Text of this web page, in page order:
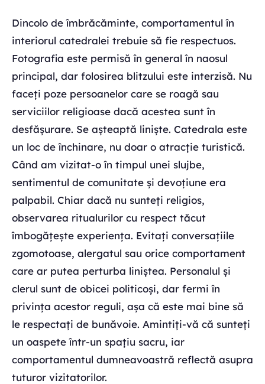
Dincolo de îmbrăcăminte, comportamentul în
interiorul catedralei trebuie să fie respectuos.
Fotografia este permisă în general în naosul
principal, dar folosirea blitzului este interzisă. Nu
faceți poze persoanelor care se roagă sau
serviciilor religioase dacă acestea sunt în
desfășurare. Se așteaptă liniște. Catedrala este
un loc de închinare, nu doar o atracție turistică.
Când am vizitat-o în timpul unei slujbe,
sentimentul de comunitate și devoțiune era
palpabil. Chiar dacă nu sunteți religios,
observarea ritualurilor cu respect tăcut
îmbogățește experiența. Evitați conversațiile
zgomotoase, alergatul sau orice comportament
care ar putea perturba liniștea. Personalul și
clerul sunt de obicei politicoși, dar fermi în
privința acestor reguli, așa că este mai bine să
le respectați de bunăvoie. Amintiți-vă că sunteți
un oaspete într-un spațiu sacru, iar
comportamentul dumneavoastră reflectă asupra
tuturor vizitatorilor.